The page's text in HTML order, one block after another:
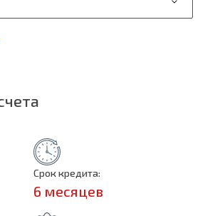
Срок кредита:
6 месяцев